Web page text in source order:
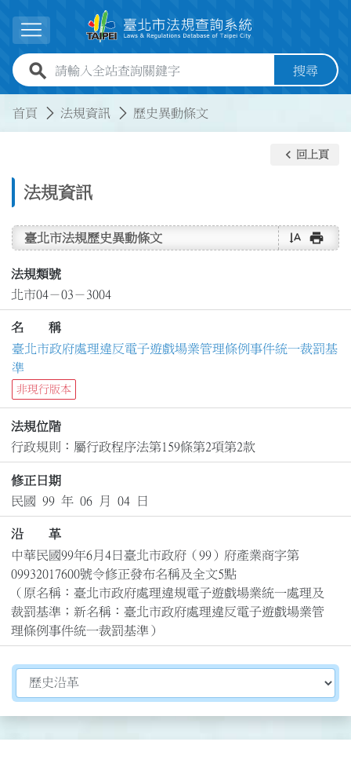
展開選單
全站查詢關鍵字欄位 搜尋
首頁 法規資訊 歷史異動條文
法規資訊
keyboard_arrow_left 回上頁
臺北市法規歷史異動條文 text_rotate_vertical print
法規類號
北市04－03－3004
名 稱
臺北市政府處理違反電子遊戲場業管理條例事件統一裁罰基
準
非現行版本
法規位階
行政規則：屬行政程序法第159條第2項第2款
修正日期
民國 99 年 06 月 04 日
沿 革
中華民國99年6月4日臺北市政府（99）府產業商字第
09932017600號令修正發布名稱及全文5點
（原名稱：臺北市政府處理違規電子遊戲場業統一處理及
裁罰基準；新名稱：臺北市政府處理違反電子遊戲場業管
理條例事件統一裁罰基準）
切換選擇法規資訊內容